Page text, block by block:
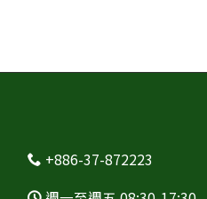
+886-37-872223